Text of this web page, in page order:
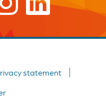
statement